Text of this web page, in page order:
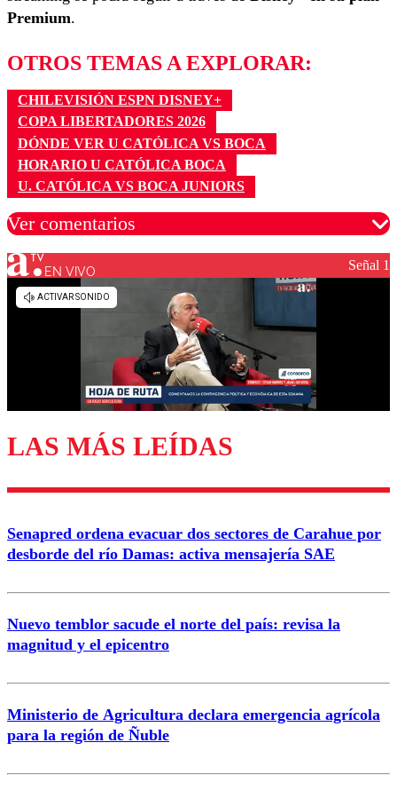
Premium.
OTROS TEMAS A EXPLORAR:
CHILEVISIÓN ESPN DISNEY+
COPA LIBERTADORES 2026
DÓNDE VER U CATÓLICA VS BOCA
HORARIO U CATÓLICA BOCA
U. CATÓLICA VS BOCA JUNIORS
Ver comentarios
Los comentarios son moderados para garantizar un
diálogo respetuoso.
Enviar comentario
EN VIVO Señal 1
LAS MÁS LEÍDAS
Senapred ordena evacuar dos sectores de Carahue por
desborde del río Damas: activa mensajería SAE
Nuevo temblor sacude el norte del país: revisa la
magnitud y el epicentro
Ministerio de Agricultura declara emergencia agrícola
para la región de Ñuble